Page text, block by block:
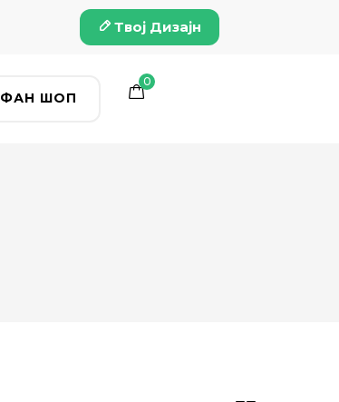
Твој Дизајн
ФАН ШОП
0